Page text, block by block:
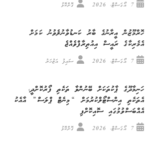
7 އޯގަސްޓް، 2026 ގޮށްކޮޅު
ހޮރްމޫޒުން އީރާނުގެ ބާރު ކަނޑުވާނުލެވުނު ކަމަށް
އެމެރިކާގެ ރައީސް އިއުތިރާފްވެއްޖެ
7 އޯގަސްޓް، 2026 ސައިފު އަޒުހަރު
ހަނިމާދޫގެ ޕާކުތަކަށް ބޭނުންވާ ތަކެތި ފޯރުކޮށްދީ،
އެތަކެތި އިންސްޓޯލްކުރުމަށް “މިނެޓް ޕްލަސް” އާއެކު
އެއްބަސްވުމުގައި ސޮއިކޮށްފި
7 އޯގަސްޓް، 2026 ގޮށްކޮޅު